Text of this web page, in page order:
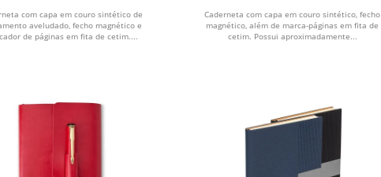
com capa em couro sintético de
aveludado, fecho magnético e
de páginas em fita de cetim....
Caderneta com capa em couro sintético, fecho
magnético, além de marca-páginas em fita de
cetim. Possui aproximadamente...